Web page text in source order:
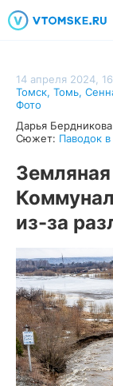
14 апреля 2024,
Томск, Томь,
Фото
Дарья Бердникова
Сюжет: Паводок
из-за